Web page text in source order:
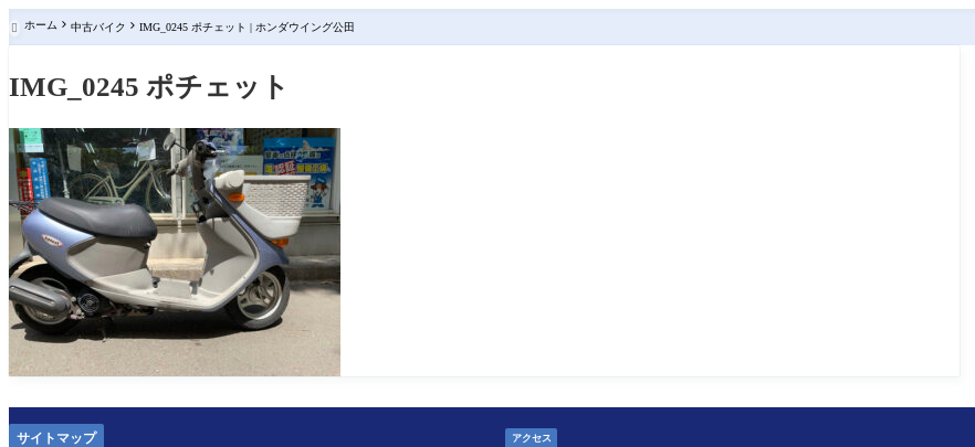
 ホーム 中古バイク IMG_0245 ポチェット | ホンダウイング公田
IMG_0245 ポチェット
サイトマップ アクセス